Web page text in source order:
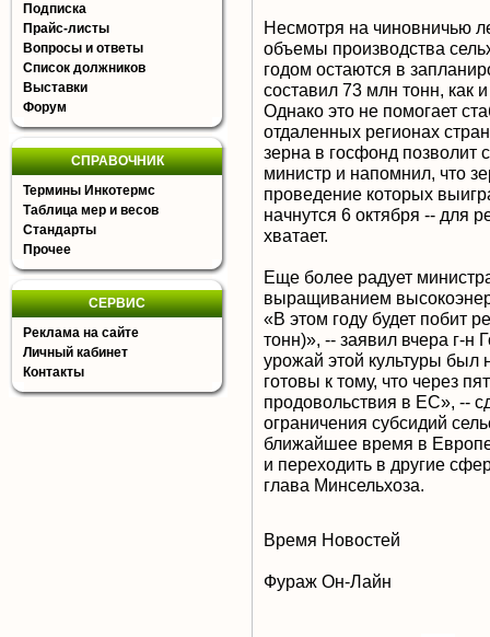
Подписка
Прайс-листы
Вопросы и ответы
Список должников
Выставки
Форум
СПРАВОЧНИК
Термины Инкотермс
Таблица мер и весов
Стандарты
Прочее
СЕРВИС
Реклама на сайте
Личный кабинет
Контакты
Несмотря на чиновничью
объемы производства
годом остаются в
составил 73 млн тонн, как
Однако это не помогает
отдаленных регионах
зерна в госфонд позволит
министр и напомнил, что
проведение которых
начнутся 6 октября -- для
хватает.
Еще более радует
выращиванием
«В этом году будет побит
тонн)», -- заявил вчера г-н
урожай этой культуры
готовы к тому, что через
продовольствия в ЕС», --
ограничения субсидий
ближайшее время в
и переходить в другие
глава Минсельхоза.
Время Новостей
Фураж Он-Лайн